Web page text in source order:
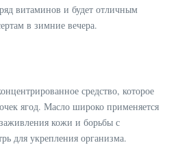
витаминов и будет отличным
в зимние вечера.
средство, которое
ягод. Масло широко применяется
кожи и борьбы с
для укрепления организма.